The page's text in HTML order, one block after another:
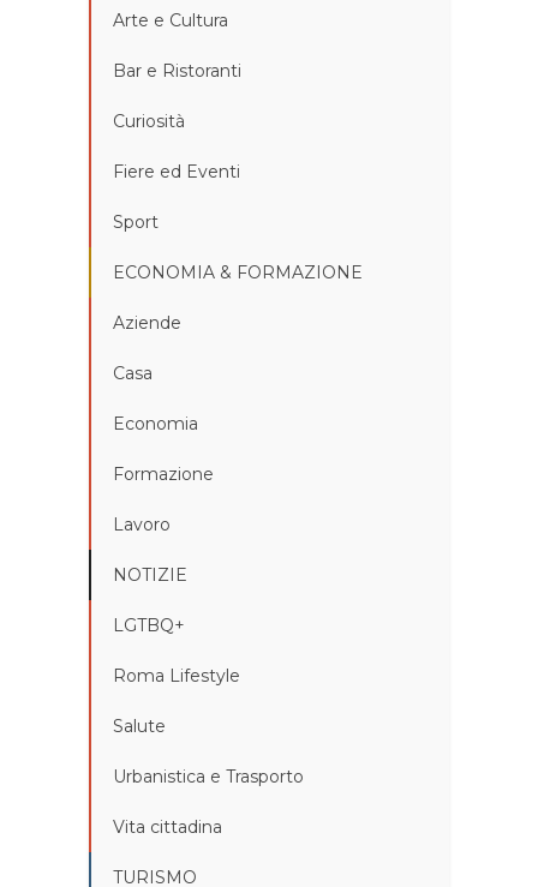
Arte e Cultura
Bar e Ristoranti
Curiosità
Fiere ed Eventi
Sport
ECONOMIA & FORMAZIONE
Aziende
Casa
Economia
Formazione
Lavoro
NOTIZIE
LGTBQ+
Roma Lifestyle
Salute
Urbanistica e Trasporto
Vita cittadina
TURISMO